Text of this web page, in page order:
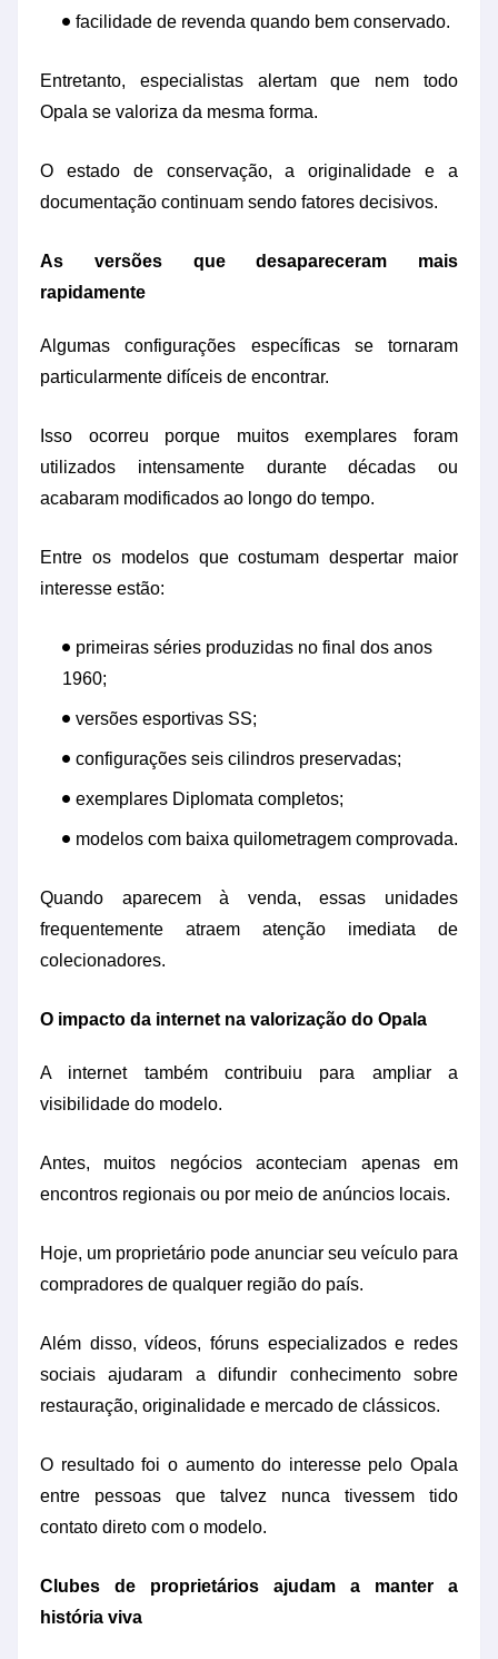
facilidade de revenda quando bem conservado.
Entretanto, especialistas alertam que nem todo
Opala se valoriza da mesma forma.
O estado de conservação, a originalidade e a
documentação continuam sendo fatores decisivos.
As versões que desapareceram mais
rapidamente
Algumas configurações específicas se tornaram
particularmente difíceis de encontrar.
Isso ocorreu porque muitos exemplares foram
utilizados intensamente durante décadas ou
acabaram modificados ao longo do tempo.
Entre os modelos que costumam despertar maior
interesse estão:
primeiras séries produzidas no final dos anos
1960;
versões esportivas SS;
configurações seis cilindros preservadas;
exemplares Diplomata completos;
modelos com baixa quilometragem comprovada.
Quando aparecem à venda, essas unidades
frequentemente atraem atenção imediata de
colecionadores.
O impacto da internet na valorização do Opala
A internet também contribuiu para ampliar a
visibilidade do modelo.
Antes, muitos negócios aconteciam apenas em
encontros regionais ou por meio de anúncios locais.
Hoje, um proprietário pode anunciar seu veículo para
compradores de qualquer região do país.
Além disso, vídeos, fóruns especializados e redes
sociais ajudaram a difundir conhecimento sobre
restauração, originalidade e mercado de clássicos.
O resultado foi o aumento do interesse pelo Opala
entre pessoas que talvez nunca tivessem tido
contato direto com o modelo.
Clubes de proprietários ajudam a manter a
história viva